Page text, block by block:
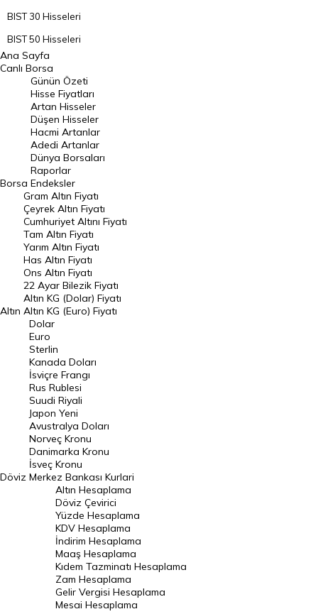
BIST 30 Hisseleri
BIST 50 Hisseleri
BIST 100 Hisseleri
En Çok Artan Hisseler
En Çok Düşen Hisseler
Hacmi Artanlar
Geçmiş Kapanışlar
Dünya Borsaları
Raporlar
Endeksler
DÖVİZ
Döviz Kuru
Dolar Kuru
Euro Kuru
Pound Kuru
Frank Kuru
Riyal Kuru
Avustralya Doları
Danimarka Kronu Kuru
Kanada Doları Kuru
Norveç Kronu Kuru
İsveç Kronu Kuru
Japon Yeni Kuru
Serbest Piyasa Döviz Kurları
Merkez Bankası Döviz Kurları
Ana Sayfa
Canlı Borsa
Borsa
Günün Özeti
Hisse Fiyatları
Artan Hisseler
Düşen Hisseler
Hacmi Artanlar
Adedi Artanlar
Dünya Borsaları
Raporlar
Endeksler
Altın
Gram Altın Fiyatı
Çeyrek Altın Fiyatı
Cumhuriyet Altını Fiyatı
Tam Altın Fiyatı
Yarım Altın Fiyatı
Has Altın Fiyatı
Ons Altın Fiyatı
22 Ayar Bilezik Fiyatı
Altın KG (Dolar) Fiyatı
Altın KG (Euro) Fiyatı
Döviz
Dolar
Euro
Sterlin
Kanada Doları
İsviçre Frangı
Rus Rublesi
Suudi Riyali
Japon Yeni
Avustralya Doları
Norveç Kronu
Danimarka Kronu
İsveç Kronu
Merkez Bankası Kurlari
Altın Hesaplama
Döviz Çevirici
Yüzde Hesaplama
KDV Hesaplama
İndirim Hesaplama
Maaş Hesaplama
Kıdem Tazminatı Hesaplama
Zam Hesaplama
Gelir Vergisi Hesaplama
Mesai Hesaplama